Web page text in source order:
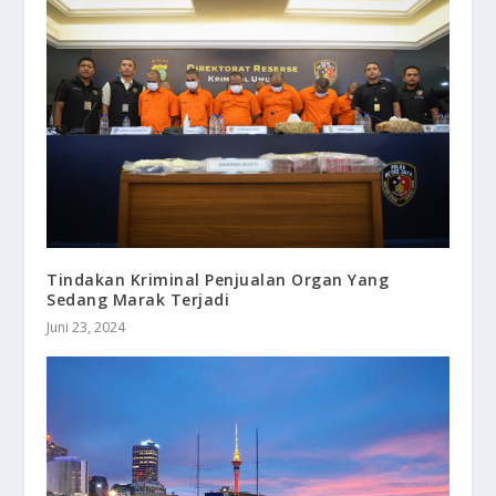
Tindakan Kriminal Penjualan Organ Yang
Sedang Marak Terjadi
Juni 23, 2024